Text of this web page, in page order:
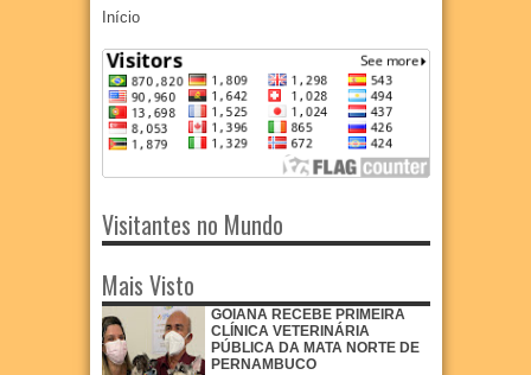
Início
Visitantes no Mundo
Mais Visto
GOIANA RECEBE PRIMEIRA
CLÍNICA VETERINÁRIA
PÚBLICA DA MATA NORTE DE
PERNAMBUCO